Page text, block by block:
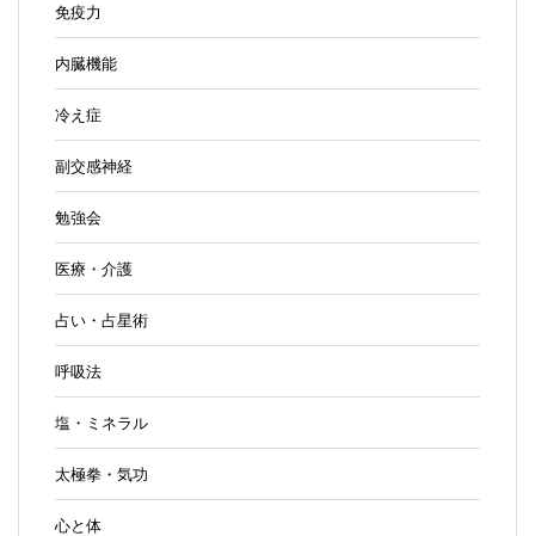
免疫力
内臓機能
冷え症
副交感神経
勉強会
医療・介護
占い・占星術
呼吸法
塩・ミネラル
太極拳・気功
心と体